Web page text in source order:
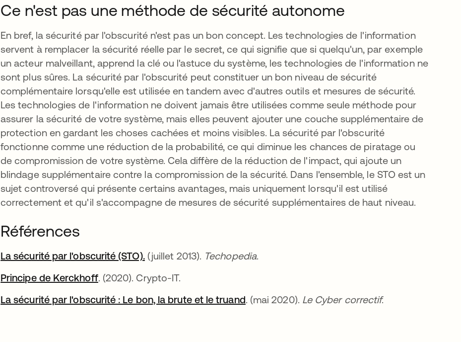
Ce n'est pas une méthode de sécurité autonome
En bref, la sécurité par l'obscurité n'est pas un bon concept. Les technologies de l'information
servent à remplacer la sécurité réelle par le secret, ce qui signifie que si quelqu'un, par exemple
un acteur malveillant, apprend la clé ou l'astuce du système, les technologies de l'information ne
sont plus sûres. La sécurité par l'obscurité peut constituer un bon niveau de sécurité
complémentaire lorsqu'elle est utilisée en tandem avec d'autres outils et mesures de sécurité.
Les technologies de l'information ne doivent jamais être utilisées comme seule méthode pour
assurer la sécurité de votre système, mais elles peuvent ajouter une couche supplémentaire de
protection en gardant les choses cachées et moins visibles. La sécurité par l'obscurité
fonctionne comme une réduction de la probabilité, ce qui diminue les chances de piratage ou
de compromission de votre système. Cela diffère de la réduction de l'impact, qui ajoute un
blindage supplémentaire contre la compromission de la sécurité. Dans l'ensemble, le STO est un
sujet controversé qui présente certains avantages, mais uniquement lorsqu'il est utilisé
correctement et qu'il s'accompagne de mesures de sécurité supplémentaires de haut niveau.
Références
La sécurité par l'obscurité (STO).s’ouvre dans un nouvel onglet
(juillet 2013). Techopedia.
Principe de Kerckhoffs’ouvre dans un nouvel onglet
. (2020). Crypto-IT.
La sécurité par l'obscurité : Le bon, la brute et le truands’ouvre dans un nouvel onglet
. (mai 2020). Le Cyber correctif.